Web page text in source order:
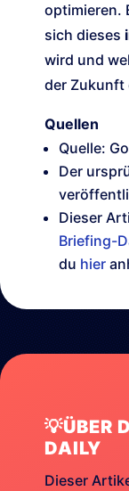
optimieren.
sich dieses
wird und
der Zukunft
Quellen
Quelle:
Der
Dieser
Briefing-
du hier
💡ÜBER
DAILY
Dieser